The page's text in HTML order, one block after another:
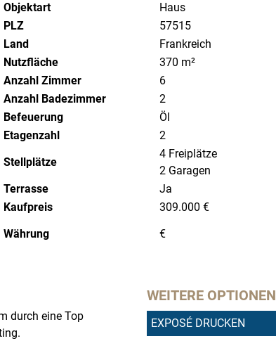
Objektart
Haus
PLZ
57515
Land
Frankreich
Nutzfläche
370 m²
Anzahl Zimmer
6
Anzahl Badezimmer
2
Befeuerung
Öl
Etagenzahl
2
Stellplätze
4 Freiplätze
2 Garagen
Terrasse
Ja
Kaufpreis
309.000 €
Währung €
durch eine Top
WEITERE OPTIONEN
EXPOSÉ DRUCKEN